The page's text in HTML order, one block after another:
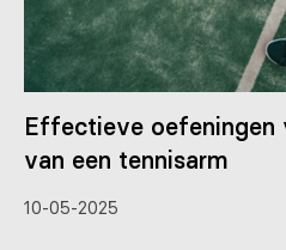
Effectieve oefeningen
van een tennisarm
10-05-2025